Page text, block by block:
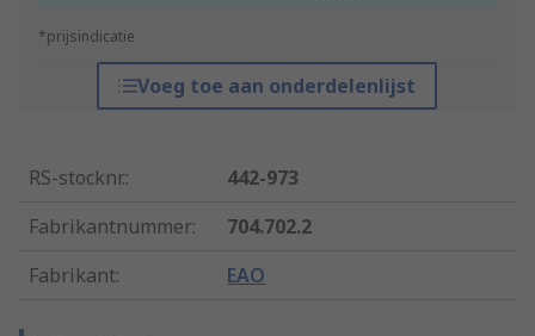
*prijsindicatie
Voeg toe aan onderdelenlijst
RS-stocknr.:
442-973
Fabrikantnummer:
704.702.2
Fabrikant: EAO